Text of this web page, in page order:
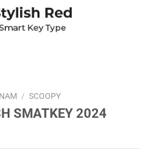
/ SCOOPY
SMATKEY 2024